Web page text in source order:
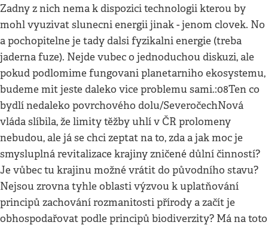
Zadny z nich nema k dispozici technologii kterou by
mohl vyuzivat slunecni energii jinak - jenom clovek. No
a pochopitelne je tady dalsi fyzikalni energie (treba
jaderna fuze). Nejde vubec o jednoduchou diskuzi, ale
pokud podlomime fungovani planetarniho ekosystemu,
budeme mit jeste daleko vice problemu sami.:08Ten co
bydlí nedaleko povrchového dolu/SeveročechNová
vláda slíbila, že limity těžby uhlí v ČR prolomeny
nebudou, ale já se chci zeptat na to, zda a jak moc je
smysluplná revitalizace krajiny zničené důlní činností?
Je vůbec tu krajinu možné vrátit do původního stavu?
Nejsou zrovna tyhle oblasti výzvou k uplatňování
principů zachování rozmanitosti přírody a začít je
obhospodařovat podle principů biodiverzity? Má na toto